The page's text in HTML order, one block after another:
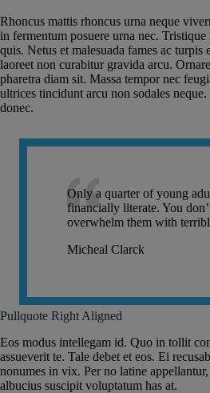
Rhoncus mattis rhoncus urna neque
in fermentum posuere urna nec.
quis. Netus et malesuada fames ac turpis
laoreet non curabitur gravida arcu.
pharetra diam sit. Massa tempor nec
ultrices tincidunt arcu non sodales
donec.
Only a quarter of young
financially literate. You
overwhelm them with
Micheal Clarck
Pullquote Right Aligned
Eos modus intellegam id. Quo in tollit
assueverit te. Tale debet et eos. Ei
nonumes in vix. Per no latine
albucius suscipit voluptatum has at.